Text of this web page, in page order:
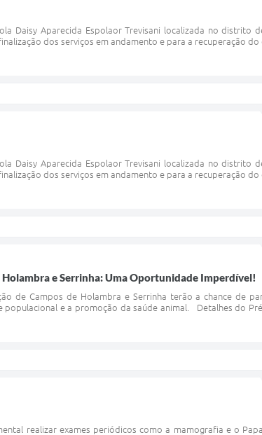
Daisy Aparecida Espolaor Trevisani localizada no distrito
dos serviços em andamento e para a recuperação
Daisy Aparecida Espolaor Trevisani localizada no distrito
dos serviços em andamento e para a recuperação
e Serrinha: Uma Oportunidade Imperdível!
de Campos de Holambra e Serrinha terão a chance de
e a promoção da saúde animal. Detalhes do
realizar exames periódicos como a mamografia e o